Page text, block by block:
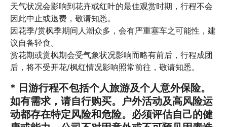
天气状况会影响到花卉或红叶的最佳观赏时期，行程不会
因此中止或退费，敬请知悉。
因花季/赏枫季期间人潮众多，会有严重塞车之可能性，建
议自备轻食。
赏花期或赏枫期会受气象状况影响而略有前后，行程成团
后，将不受开花/枫红情况影响照常前往，敬请知悉。
* 日游行程不包括个人旅游及个人意外保险。
如有需求，请自行购买。户外活动及高风险运
动都存在特定风险和危险。必须评估自己的健